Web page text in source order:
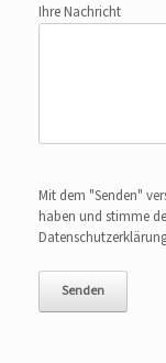
Ihre Nachricht
Mit dem "Senden"
haben und stimme